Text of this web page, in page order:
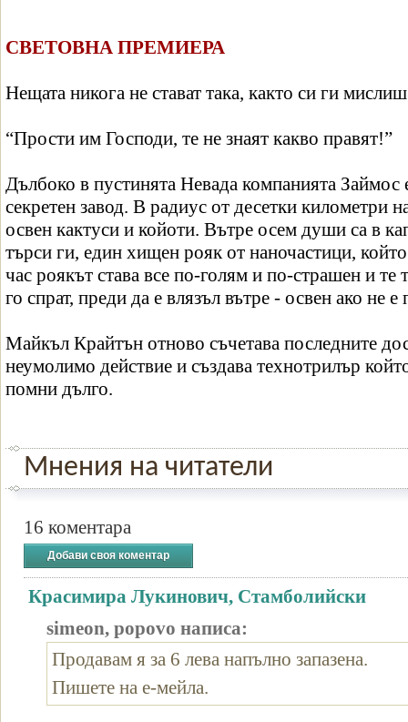
СВЕТОВНА ПРЕМИЕРА
Нещата никога не стават така, както си ги
“Прости им Господи, те не знаят какво правят!”
Дълбоко в пустинята Невада компанията Займос
секретен завод. В радиус от десетки километри
освен кактуси и койоти. Вътре осем души са в
търси ги, един хищен рояк от наночастици,
час роякът става все по-голям и по-страшен и те
го спрат, преди да е влязъл вътре - освен ако не
Майкъл Крайтън отново съчетава последните
неумолимо действие и създава технотрилър
помни дълго.
Мнения на читатели
16 коментара
Добави своя коментар
Красимира Лукинович, Стамболийски
simeon, popovo написа:
Продавам я за 6 лева напълно запазена.
Пишете на е-мейла.